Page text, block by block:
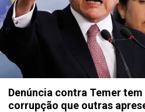
Denúncia contra Temer
corrupção que outras